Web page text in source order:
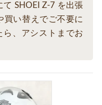
SHOEI Z-7 を出張
買い替えでご不要に
ら、アシストまでお